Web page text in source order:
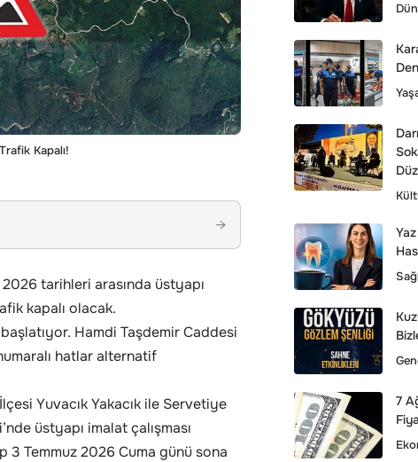
Kapalı!
→
tarihleri arasında üstyapı
kapalı olacak.
Hamdi Taşdemir Caddesi
hatlar alternatif
Yuvacık Yakacık ile Servetiye
üstyapı imalat çalışması
3 Temmuz 2026 Cuma günü sona
7